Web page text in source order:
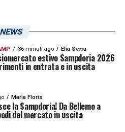
NEWS
36 minuti ago Elia Serra
estivo Sampdoria 2026
in entrata e in uscita
Maria Floris
la Sampdoria! Da Bellemo a
del mercato in uscita